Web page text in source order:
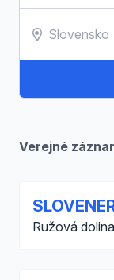
Verejné
Ružová